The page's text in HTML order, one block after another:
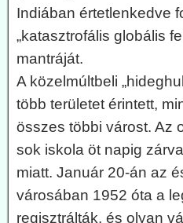
Indiában értetlenkedve
„katasztrofális globális
mantráját.
A közelmúltbeli
több területet érintett,
összes többi várost. Az
sok iskola öt napig
miatt. Január 20-án az
városában 1952 óta a
regisztrálták, és olyan